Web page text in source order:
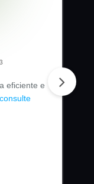
eficiente e
consulte